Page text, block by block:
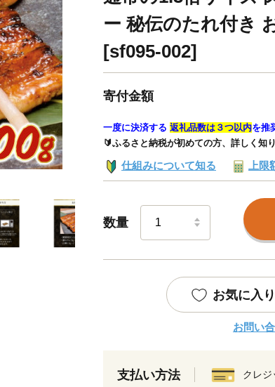
ー 秘伝のたれ付き
[sf095-002]
寄付金額
一度に決済する 返礼品数は３つ以内を推
🔰ふるさと納税が初めての方、詳しく知
仕組みについて知る 上
数量
お気に入
お問い
支払い方法 クレジ